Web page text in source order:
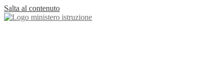
Salta al contenuto